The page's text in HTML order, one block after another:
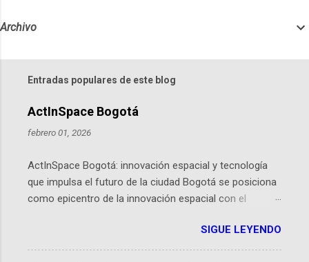
Archivo
Entradas populares de este blog
ActInSpace Bogotá
febrero 01, 2026
ActInSpace Bogotá: innovación espacial y tecnología
que impulsa el futuro de la ciudad Bogotá se posiciona
como epicentro de la innovación espacial con el
hackathon global que convierte tecnologías de la
Agencia Espacial Europea en soluciones prácticas para
SIGUE LEYENDO